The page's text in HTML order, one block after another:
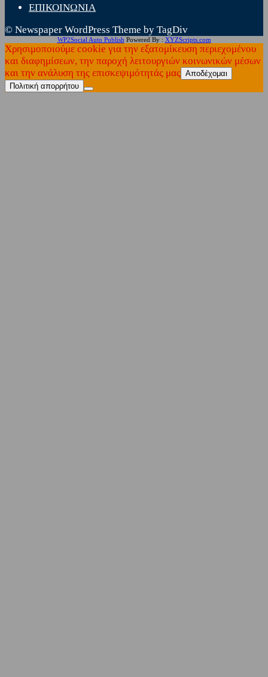
ΕΠΙΚΟΙΝΩΝΙΑ
© Newspaper WordPress Theme by TagDiv
WP2Social Auto Publish Powered By : XYZScripts.com
Χρησιμοποιούμε cookie για την εξατομίκευση περιεχομένου
και διαφημίσεων, την παροχή λειτουργιών κοινωνικών μέσων
και την ανάλυση της επισκεψιμότητάς μας Αποδέχομαι
Πολιτική απορρήτου